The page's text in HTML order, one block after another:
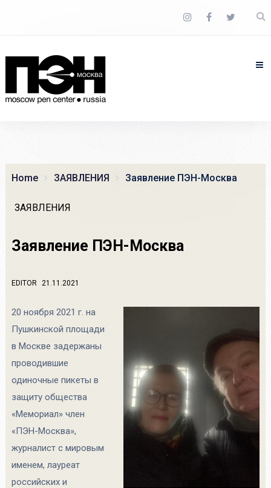
Home ЗАЯВЛЕНИЯ Заявление ПЭН-Москва
ЗАЯВЛЕНИЯ
Заявление ПЭН-Москва
EDITOR 21.11.2021
20 ноября 2021 г. на
Пушкинской площади
в Москве задержаны
проводившие
одиночные пикеты в
защиту общества
«Мемориал» член
«ПЭН-Москва»,
журналист с мировым
именем, лауреат
российских и